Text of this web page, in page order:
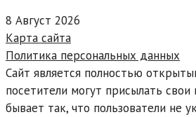
8 Август 2026
Карта сайта
Политика персональных данных
Сайт является полностью
посетители могут присылать свои
бывает так, что пользователи не